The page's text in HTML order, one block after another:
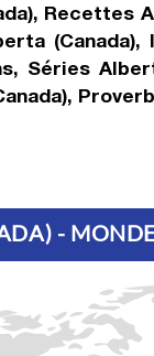
Recettes
(Canada),
Séries
-